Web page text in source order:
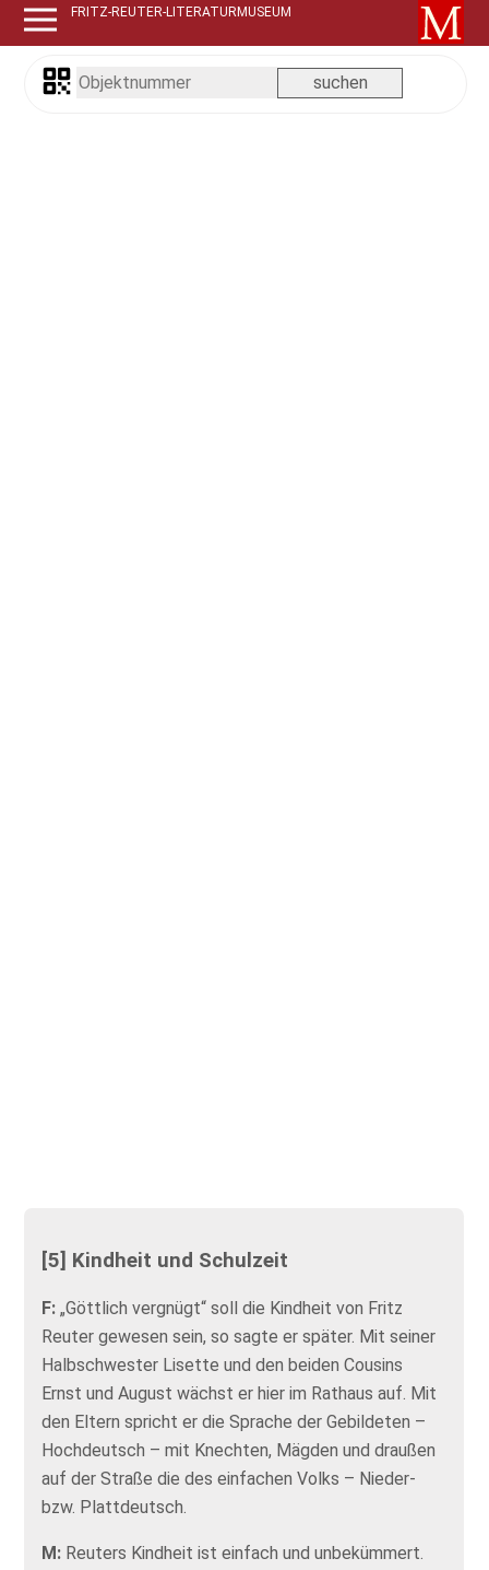
FRITZ-REUTER-LITERATURMUSEUM
[5] Kindheit und Schulzeit
F:„Göttlich vergnügt“ soll die Kindheit von Fritz
Reuter gewesen sein, so sagte er später. Mit seiner
Halbschwester Lisette und den beiden Cousins
Ernst und August wächst er hier im Rathaus auf. Mit
den Eltern spricht er die Sprache der Gebildeten –
Hochdeutsch – mit Knechten, Mägden und draußen
auf der Straße die des einfachen Volks – Nieder-
bzw. Plattdeutsch.
M: Reuters Kindheit ist einfach und unbekümmert.